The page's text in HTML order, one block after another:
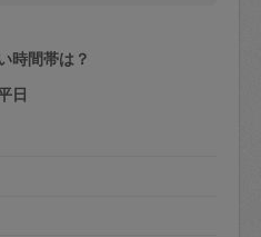
ルする場合、毎週定
定期は月1回までキャ
時間帯は？
日